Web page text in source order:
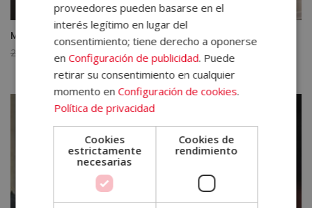
Máster en Mobbing Laboral y Riesgos Psicosociales
2.380,00
era:
2.380,00€.
595,00€
precio
es:
595,00€.
proveedores pueden basarse en el
interés legítimo en lugar del
consentimiento; tiene derecho a oponerse
enConfiguración de publicidad. Puede
retirar su consentimiento en cualquier
momento enConfiguración de cookies.
Política de privacidad
Cookies
estrictamente
necesarias
Cookies de
rendimiento